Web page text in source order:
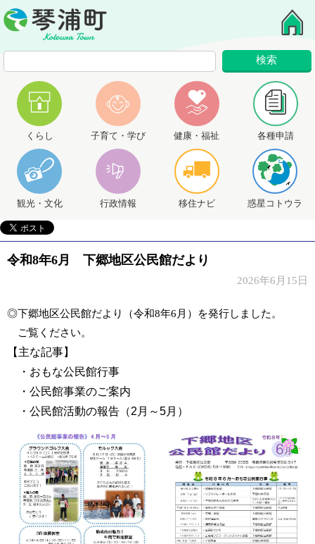
くらし 子育て・学び 健康・福祉 各種申請
観光・文化 行政情報 移住ナビ 惑星コトウラ
令和8年6月 下郷地区公民館だより
2026年6月15日
◎下郷地区公民館だより（令和8年6月）を発行しました。
ご覧ください。
【主な記事】
・おもな公民館行事
・公民館事業のご案内
・公民館活動の報告（2月～5月）